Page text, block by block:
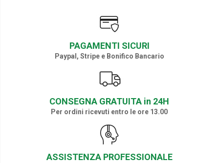
PAGAMENTI SICURI
Paypal, Stripe e Bonifico Bancario
CONSEGNA GRATUITA in 24H
Per ordini ricevuti entro le ore 13.00
ASSISTENZA PROFESSIONALE